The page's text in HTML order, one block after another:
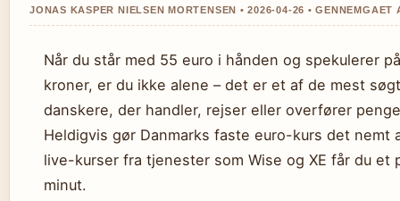
JONAS KASPER NIELSEN MORTENSEN • 2026-04-26 • GENNEMGAET
Når du står med 55 euro i hånden og spekulerer
kroner, er du ikke alene – det er et af de mest
danskere, der handler, rejser eller overfører
Heldigvis gør Danmarks faste euro-kurs det nemt
live-kurser fra tjenester som Wise og XE får du et
minut.